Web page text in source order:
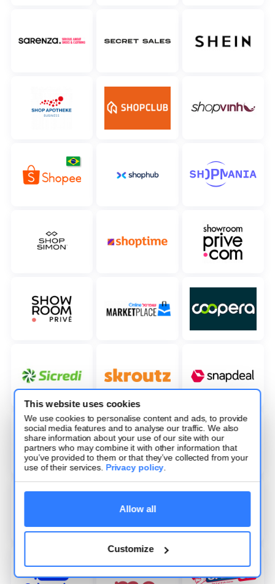
This website uses cookies
We use cookies to personalise content and ads, to provide
social media features and to analyse our traffic. We also
share information about your use of our site with our
partners who may combine it with other information that
you’ve provided to them or that they’ve collected from your
use of their services. Privacy policy.
Allow all
Customize